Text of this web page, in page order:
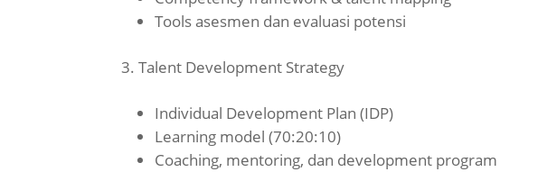
Tools asesmen dan evaluasi potensi
Talent Development Strategy
Individual Development Plan (IDP)
Learning model (70:20:10)
Coaching, mentoring, dan development program